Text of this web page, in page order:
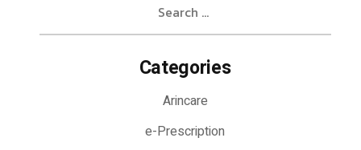
Categories
Arincare
e-Prescription